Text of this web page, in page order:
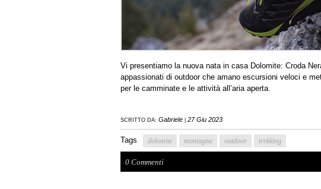
Vi presentiamo la nuova nata in casa Dolomite: Croda
appassionati di outdoor che amano escursioni veloci e
per le camminate e le attività all’aria aperta.
SCRITTO DA: Gabriele 27 Giu 2023
Tags dolomite montagna outdoor trekking
0 Commenti